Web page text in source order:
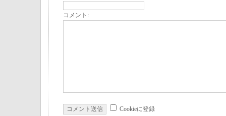
コメント:
Cookieに登録